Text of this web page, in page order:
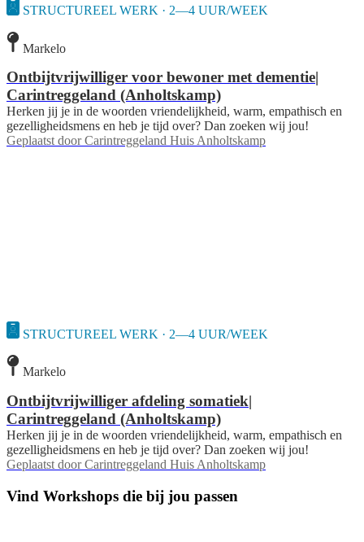
STRUCTUREEL WERK · 2—4 UUR/WEEK
Markelo
Ontbijtvrijwilliger voor bewoner met dementie|
Carintreggeland (Anholtskamp)
Herken jij je in de woorden vriendelijkheid, warm, empathisch en
gezelligheidsmens en heb je tijd over? Dan zoeken wij jou!
Geplaatst door Carintreggeland Huis Anholtskamp
STRUCTUREEL WERK · 2—4 UUR/WEEK
Markelo
Ontbijtvrijwilliger afdeling somatiek|
Carintreggeland (Anholtskamp)
Herken jij je in de woorden vriendelijkheid, warm, empathisch en
gezelligheidsmens en heb je tijd over? Dan zoeken wij jou!
Geplaatst door Carintreggeland Huis Anholtskamp
Vind Workshops die bij jou passen